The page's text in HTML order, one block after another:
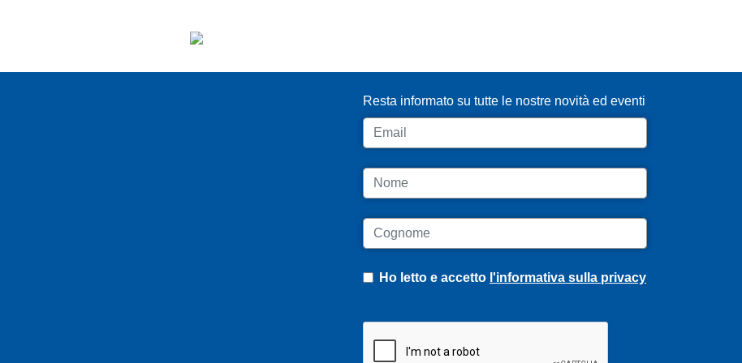
Resta informato su tutte le nostre novità ed eventi
Email
Nome
Cognome
Ho letto e accetto l'informativa sulla privacy